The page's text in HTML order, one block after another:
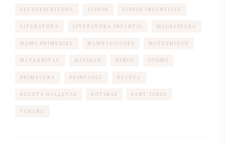
LECTOESCRITURA LIBROS LIBROS INFANTILES
LITERATURA LITERATURA INFANTIL MADRESFERA
MAMA PRIMERIZA MANUALIDADES MATERNIDAD
MATERNITAT NAVIDAD NIÑOS OTOÑO
PRIMAVERA PRINTABLE RECETA
RECETA GALLETAS RUTINAS SANT JORDI
VERANO